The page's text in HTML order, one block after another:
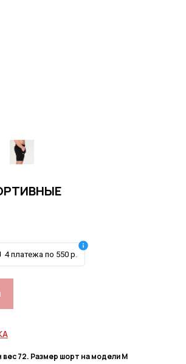
4 платежа по 550 р.
вес 72. Размер шорт на модели М